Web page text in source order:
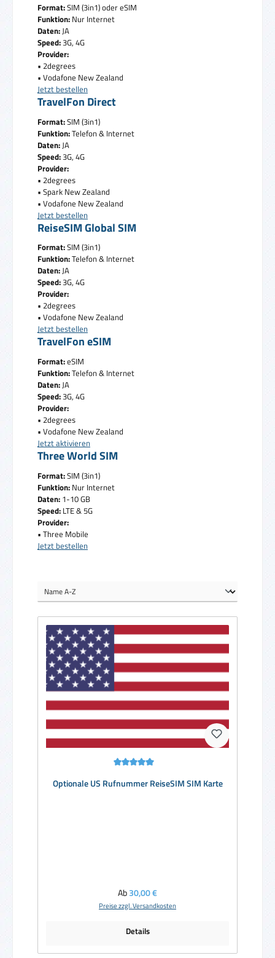
Format:SIM (3in1) oder eSIM
Funktion: Nur Internet
Daten: JA
Speed:3G, 4G
Provider:
• 2degrees
• Vodafone New Zealand
Jetzt bestellen
TravelFon Direct
Format:SIM (3in1)
Funktion:Telefon & Internet
Daten: JA
Speed:3G, 4G
Provider:
• 2degrees
• Spark New Zealand
• Vodafone New Zealand
Jetzt bestellen
ReiseSIM Global SIM
Format:SIM (3in1)
Funktion:Telefon & Internet
Daten:JA
Speed:3G, 4G
Provider:
• 2degrees
• Vodafone New Zealand
Jetzt bestellen
TravelFon eSIM
Format:eSIM
Funktion:Telefon & Internet
Daten:JA
Speed:3G, 4G
Provider:
• 2degrees
• Vodafone New Zealand
Jetzt aktivieren
Three World SIM
Format:SIM (3in1)
Funktion: Nur Internet
Daten: 1-10 GB
Speed: LTE & 5G
Provider:
• Three Mobile
Jetzt bestellen
Optionale US Rufnummer ReiseSIM SIM Karte
Regulärer Preis:
Ab30,00 €
Preise zzgl. Versandkosten
Details